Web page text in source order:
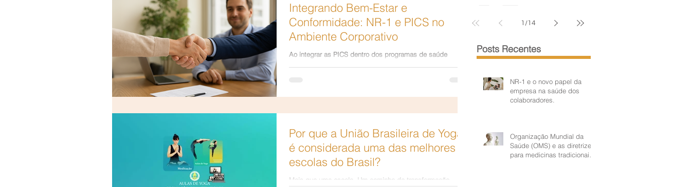
Integrando Bem-Estar e
Conformidade: NR-1 e PICS no
Ambiente Corporativo
Ao integrar as PICS dentro dos programas de saúde
Por que a União Brasileira de Yoga
é considerada uma das melhores
escolas do Brasil?
Mais que uma escola. Um caminho de transformação.
1 /14
Posts Recentes
NR-1 e o novo papel da
empresa na saúde dos
colaboradores.
Organização Mundial da
Saúde (OMS) e as diretrizes
para medicinas tradicionais